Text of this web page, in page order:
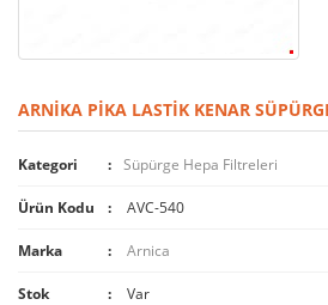
ARNIKA PIKA LASTIK KENAR
Kategori Süpürge Hepa Filtreleri
Ürün Kodu AVC-540
Marka Arnica
Stok Var